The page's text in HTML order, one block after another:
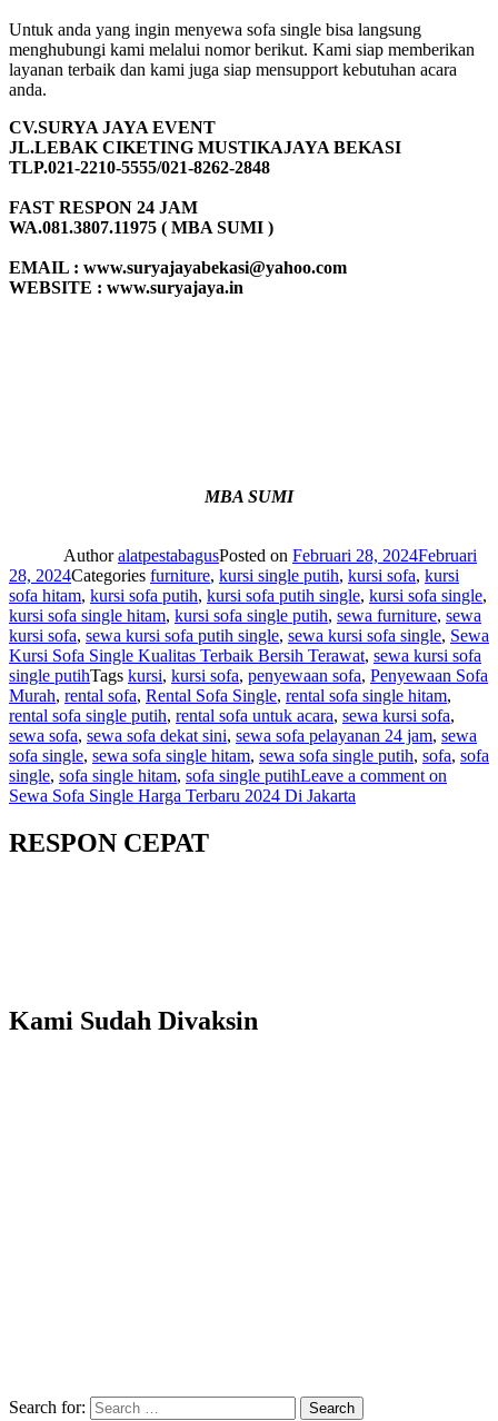
Untuk anda yang ingin menyewa sofa single bisa langsung
menghubungi kami melalui nomor berikut. Kami siap memberikan
layanan terbaik dan kami juga siap mensupport kebutuhan acara
anda.
CV.SURYA JAYA EVENT
JL.LEBAK CIKETING MUSTIKAJAYA BEKASI
TLP.021-2210-5555/021-8262-2848
FAST RESPON 24 JAM
WA.081.3807.11975 ( MBA SUMI )
EMAIL : www.suryajayabekasi@yahoo.com
WEBSITE : www.suryajaya.in
MBA SUMI
AuthoralatpestabagusPosted on Februari 28, 2024Februari
28, 2024Categories furniture, kursi single putih, kursi sofa, kursi
sofa hitam, kursi sofa putih, kursi sofa putih single, kursi sofa single,
kursi sofa single hitam, kursi sofa single putih, sewa furniture, sewa
kursi sofa, sewa kursi sofa putih single, sewa kursi sofa single, Sewa
Kursi Sofa Single Kualitas Terbaik Bersih Terawat, sewa kursi sofa
single putihTags kursi, kursi sofa, penyewaan sofa, Penyewaan Sofa
Murah, rental sofa, Rental Sofa Single, rental sofa single hitam,
rental sofa single putih, rental sofa untuk acara, sewa kursi sofa,
sewa sofa, sewa sofa dekat sini, sewa sofa pelayanan 24 jam, sewa
sofa single, sewa sofa single hitam, sewa sofa single putih, sofa, sofa
single, sofa single hitam, sofa single putihLeave a comment on
Sewa Sofa Single Harga Terbaru 2024 Di Jakarta
RESPON CEPAT
Kami Sudah Divaksin
Search for: Search